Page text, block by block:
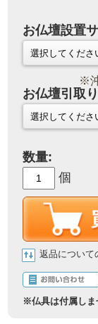
お仏壇設置
※
お仏壇引取
数量:
個
返品について